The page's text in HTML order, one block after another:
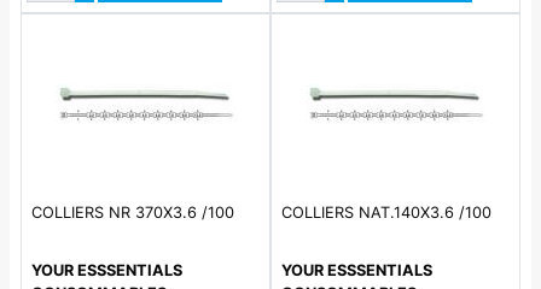
COLLIERS NR 370X3.6 /100
YOUR ESSSENTIALS
COLLIERS NAT.140X3.6 /100
YOUR ESSSENTIALS